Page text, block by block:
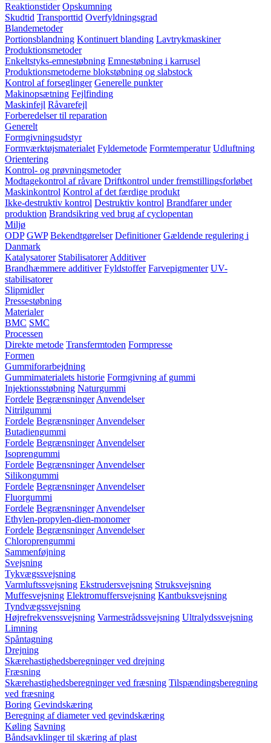
Reaktionstider Opskumning
Skudtid Transporttid Overfyldningsgrad
Blandemetoder
Portionsblandning Kontinuert blanding Lavtrykmaskiner
Produktionsmetoder
Enkeltstyks-emnestøbning Emnestøbning i karrusel
Produktionsmetoderne blokstøbning og slabstock
Kontrol af forseglinger Generelle punkter
Makinopsætning Fejlfinding
Maskinfejl Råvarefejl
Forberedelser til reparation
Generelt
Formgivningsudstyr
Formværktøjsmaterialet Fyldemetode Formtemperatur Udluftning
Orientering
Kontrol- og prøvningsmetoder
Modtagekontrol af råvare Driftkontrol under fremstillingsforløbet
Maskinkontrol Kontrol af det færdige produkt
Ikke-destruktiv kontrol Destruktiv kontrol Brandfarer under
produktion Brandsikring ved brug af cyclopentan
Miljø
ODP GWP Bekendtgørelser Definitioner Gældende regulering i
Danmark
Katalysatorer Stabilisatorer Additiver
Brandhæmmere additiver Fyldstoffer Farvepigmenter UV-
stabilisatorer
Slipmidler
Pressestøbning
Materialer
BMC SMC
Processen
Direkte metode Transfermtoden Formpresse
Formen
Gummiforarbejdning
Gummimaterialets historie Formgivning af gummi
Injektionsstøbning Naturgummi
Fordele Begrænsninger Anvendelser
Nitrilgummi
Fordele Begrænsninger Anvendelser
Butadiengummi
Fordele Begrænsninger Anvendelser
Isoprengummi
Fordele Begrænsninger Anvendelser
Silikongummi
Fordele Begrænsninger Anvendelser
Fluorgummi
Fordele Begrænsninger Anvendelser
Ethylen-propylen-dien-monomer
Fordele Begrænsninger Anvendelser
Chloroprengummi
Sammenføjning
Svejsning
Tykvægssvejsning
Varmluftssvejsning Ekstrudersvejsning Struksvejsning
Muffesvejsning Elektromuffersvejsning Kantbuksvejsning
Tyndvægssvejsning
Højrefrekvenssvejsning Varmestrådssvejsning Ultralydssvejsning
Limning
Spåntagning
Drejning
Skærehastighedsberegninger ved drejning
Fræsning
Skærehastighedsberegninger ved fræsning Tilspændingsberegning
ved fræsning
Boring Gevindskæring
Beregning af diameter ved gevindskæring
Køling Savning
Båndsavklinger til skæring af plast